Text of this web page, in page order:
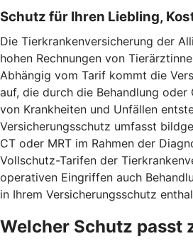
Schutz für Ihren Liebling,
Die Tierkrankenversicherung der
hohen Rechnungen von
Abhängig vom Tarif kommt die
auf, die durch die Behandlung oder
von Krankheiten und Unfällen
Versicherungsschutz umfasst
CT oder MRT im Rahmen der
Vollschutz-Tarifen der
operativen Eingriffen auch
in Ihrem Versicherungsschutz
Welcher Schutz passt